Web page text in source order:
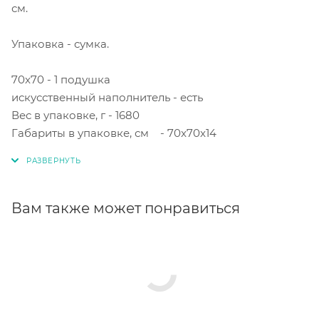
см.
Упаковка - сумка.
70x70 - 1 подушка
искусственный наполнитель - есть
Вес в упаковке, г - 1680
Габариты в упаковке, см - 70x70x14
Вам также может понравиться